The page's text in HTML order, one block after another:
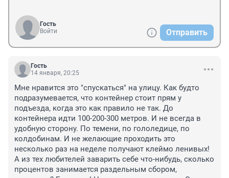
Гость
Войти
Отправить
Гость
14 января, 20:25
Мне нравится это "спускаться" на улицу. Как будто
подразумевается, что контейнер стоит прям у
подъезда, когда это как правило не так. До
контейнера идти 100-200-300 метров. И не всегда в
удобную сторону. По темени, по гололедице, по
колдобинам. И не желающие проходить это
несколько раз на неделе получают клеймо ленивых!
А из тех любителей заварить себе что-нибудь, сколько
процентов занимается раздельным сбором,